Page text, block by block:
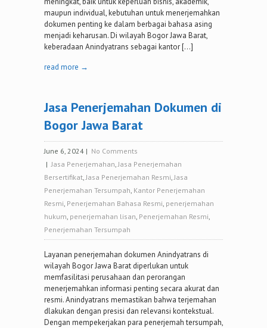
maupun individual, kebutuhan untuk menerjemahkan
dokumen penting ke dalam berbagai bahasa asing
menjadi keharusan. Di wilayah Bogor Jawa Barat,
keberadaan Anindyatrans sebagai kantor […]
read more →
Jasa Penerjemahan Dokumen di
Bogor Jawa Barat
June 6, 2024 | No Comments
|Jasa Penerjemahan,Jasa Penerjemahan
Bersertifikat,Jasa Penerjemahan Resmi,Jasa
Penerjemahan Tersumpah, Kantor Penerjemahan
Resmi, Penerjemahan Bahasa Resmi, penerjemahan
hukum, penerjemahan lisan, Penerjemahan Resmi,
Penerjemahan Tersumpah
Layanan penerjemahan dokumen Anindyatrans di
wilayah Bogor Jawa Barat diperlukan untuk
memfasilitasi perusahaan dan perorangan
menerjemahkan informasi penting secara akurat dan
resmi. Anindyatrans memastikan bahwa terjemahan
dlakukan dengan presisi dan relevansi kontekstual.
Dengan mempekerjakan para penerjemah tersumpah,